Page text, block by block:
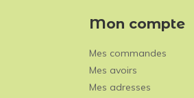
Mon compte
Mes commandes
Mes avoirs
Mes adresses